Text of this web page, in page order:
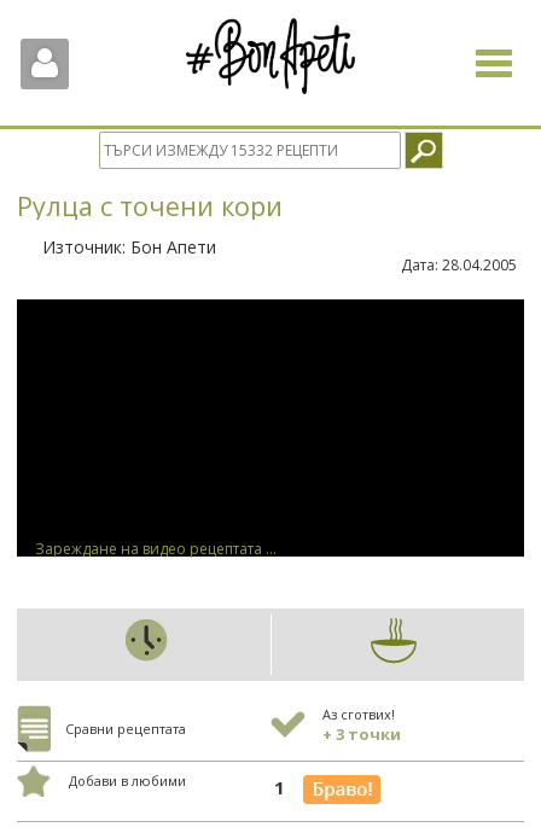
Toggle
Рулца с точени кори
Източник: Бон Апети
Дата: 28.04.2005
Зареждане на видео рецептата ...
Сравни рецептата
Аз сготвих!
+ 3 точки
Добави в любими 1